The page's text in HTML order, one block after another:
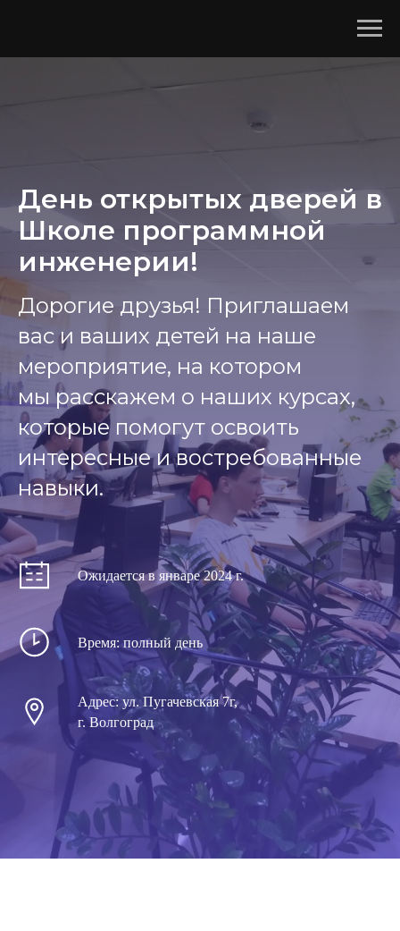
День открытых дверей в
Школе программной
инженерии!
Дорогие друзья! Приглашаем
вас и ваших детей на наше
мероприятие, на котором
мы расскажем о наших курсах,
которые помогут освоить
интересные и востребованные
навыки.
Ожидается в январе 2024 г.
Время: полный день
Адрес: ул. Пугачевская 7г,
г. Волгоград